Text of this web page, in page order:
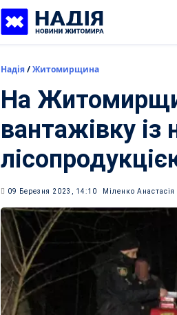
Надія/Житомирщина
На
вантажівку
09 Березня 2023, 14:10 Міленко Анастасія